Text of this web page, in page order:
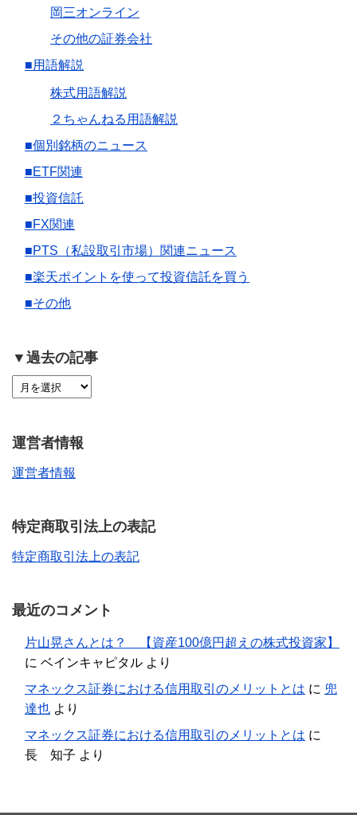
岡三オンライン
その他の証券会社
■用語解説
株式用語解説
２ちゃんねる用語解説
■個別銘柄のニュース
■ETF関連
■投資信託
■FX関連
■PTS（私設取引市場）関連ニュース
■楽天ポイントを使って投資信託を買う
■その他
▼過去の記事
運営者情報
運営者情報
特定商取引法上の表記
特定商取引法上の表記
最近のコメント
片山晃さんとは？ 【資産100億円超えの株式投資家】
に ベインキャピタル より
マネックス証券における信用取引のメリットとは に 兜
達也 より
マネックス証券における信用取引のメリットとは に
長 知子 より